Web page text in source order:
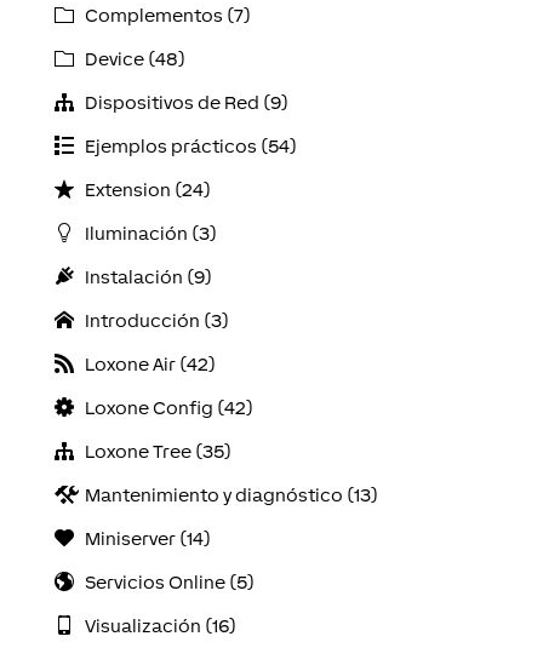
Device (48)
Dispositivos de Red (9)
Ejemplos prácticos (54)
Extension (24)
Iluminación (3)
Instalación (9)
Introducción (3)
Loxone Air (42)
Loxone Config (42)
Loxone Tree (35)
Mantenimiento y diagnóstico (13)
Miniserver (14)
Servicios Online (5)
Visualización (16)